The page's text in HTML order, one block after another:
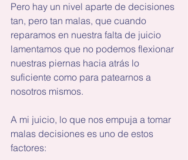
Pero hay un nivel aparte de decisiones
tan, pero tan malas, que cuando
reparamos en nuestra falta de juicio
lamentamos que no podemos flexionar
nuestras piernas hacia atrás lo
suficiente como para patearnos a
nosotros mismos.
A mi juicio, lo que nos empuja a tomar
malas decisiones es uno de estos
factores: